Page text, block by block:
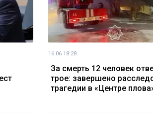
16.06 18:28
За смерть 12 человек
трое: завершено
трагедии в «Центре